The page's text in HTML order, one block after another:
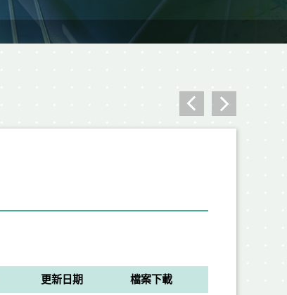
更新日期 檔案下載